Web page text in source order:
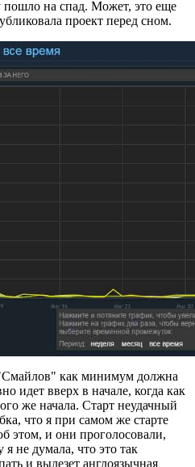
пошло на спад. Может, это еще
проект перед сном.
как минимум должна
идет вверх в начале, когда как
же начала. Старт неудачный
что я при самом же старте
этом, и они проголосовали,
не думала, что это так
и вылезет англоязычная